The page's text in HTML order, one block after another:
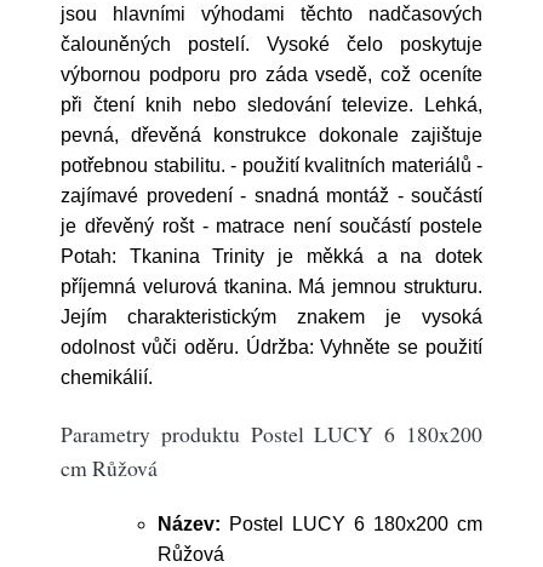
jsou hlavními výhodami těchto nadčasových
čalouněných postelí. Vysoké čelo poskytuje
výbornou podporu pro záda vsedě, což oceníte
při čtení knih nebo sledování televize. Lehká,
pevná, dřevěná konstrukce dokonale zajištuje
potřebnou stabilitu. - použití kvalitních materiálů -
zajímavé provedení - snadná montáž - součástí
je dřevěný rošt - matrace není součástí postele
Potah: Tkanina Trinity je měkká a na dotek
příjemná velurová tkanina. Má jemnou strukturu.
Jejím charakteristickým znakem je vysoká
odolnost vůči oděru. Údržba: Vyhněte se použití
chemikálií.
Parametry produktu Postel LUCY 6 180x200
cm Růžová
Název: Postel LUCY 6 180x200 cm
Růžová